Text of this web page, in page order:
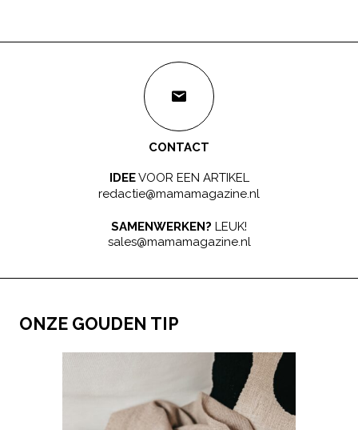
CONTACT
IDEEVOOR EEN ARTIKEL
redactie@mamamagazine.nl
SAMENWERKEN? LEUK!
sales@mamamagazine.nl
ONZE GOUDEN TIP